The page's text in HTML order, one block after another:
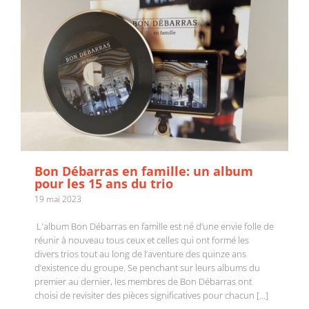
Bon Débarras en famille: un album
pour les 15 ans du trio
19 mai 2023
L'album Bon Débarras en famille est né d’une envie folle de
réunir à nouveau tous ceux et celles qui ont formé les
divers trios tout au long de l’aventure des quinze ans
d’existence du groupe. Se penchant sur leurs albums du
premier au dernier, les membres de Bon Débarras ont
choisi de revisiter des pièces significatives pour chacun [...]
Bon Débarras à RIDEAU pour présenter un tout
nouveau spectacle jeune public